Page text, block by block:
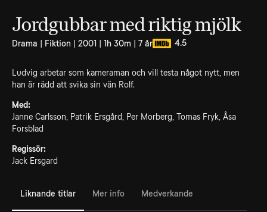
Jordgubbar med riktig mjölk
Drama | Fiktion | 2001 | 1h 30m | 7 år 4.5
Ludvig arbetar som kameraman och vill testa något nytt, men
han är rädd att svika sin vän Rolf.
Med:
Janne Carlsson, Patrik Ersgård, Per Morberg, Tomas Fryk, Åsa
Forsblad
Regissör:
Jack Ersgard
Liknande titlar Mer info Medverkande